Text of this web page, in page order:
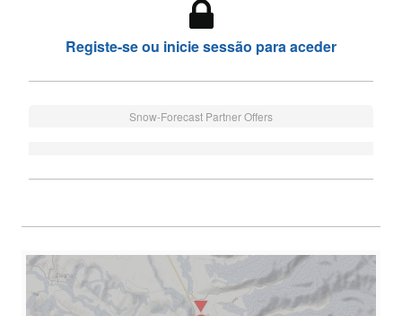
Registe-se ou inicie sessão para aceder
Snow-Forecast Partner Offers